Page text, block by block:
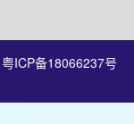
粤ICP备18066237号